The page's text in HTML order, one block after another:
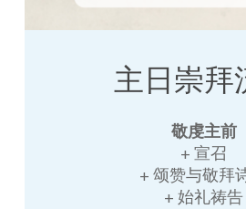
主日崇拜
敬虔主前
+ 宣召
+ 颂赞与敬拜
+ 始礼祷告